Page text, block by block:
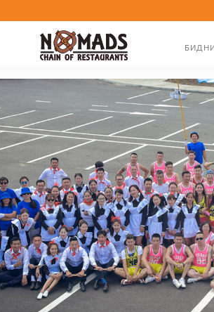
байсан үйлчлүүлэгч та бүхэндээ